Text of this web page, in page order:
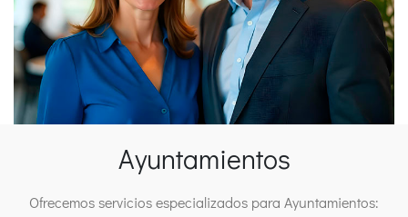
Ayuntamientos
Ofrecemos servicios especializados para Ayuntamientos: